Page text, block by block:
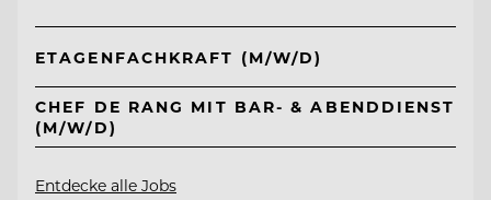
ETAGENFACHKRAFT (M/W/D)
CHEF DE RANG MIT BAR- & ABENDDIENST
(M/W/D)
Entdecke alle Jobs